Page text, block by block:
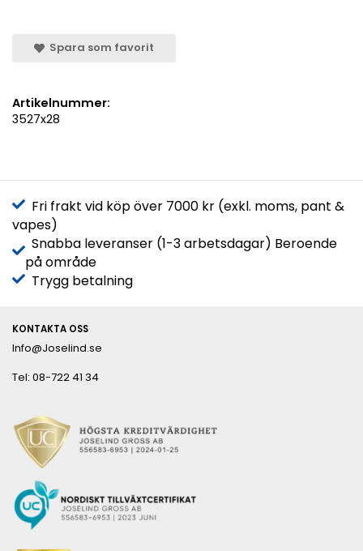
Spara som favorit
Artikelnummer:
3527x28
Fri frakt vid köp över 7000 kr (exkl. moms, pant &
vapes)
Snabba leveranser (1-3 arbetsdagar) Beroende
på område
Trygg betalning
KONTAKTA OSS
Info@Joselind.se
Tel: 08-722 41 34